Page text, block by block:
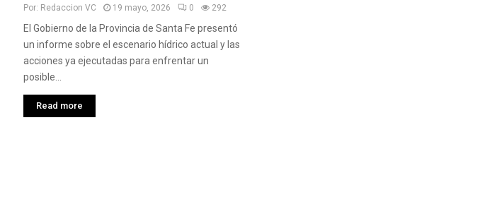
Por: Redaccion VC 19 mayo, 2026 0 292
El Gobierno de la Provincia de Santa Fe presentó
un informe sobre el escenario hídrico actual y las
acciones ya ejecutadas para enfrentar un
posible...
Read more